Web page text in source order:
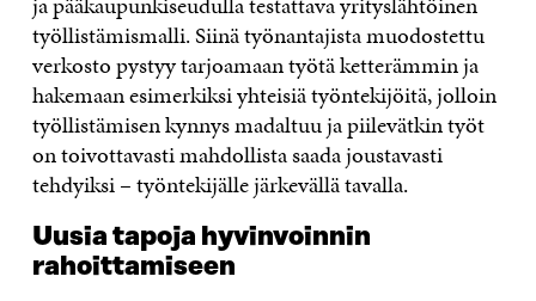
työllistämismalli. Siinä työnantajista muodostettu
verkosto pystyy tarjoamaan työtä ketterämmin ja
hakemaan esimerkiksi yhteisiä työntekijöitä, jolloin
työllistämisen kynnys madaltuu ja piilevätkin työt
on toivottavasti mahdollista saada joustavasti
tehdyiksi – työntekijälle järkevällä tavalla.
Uusia tapoja hyvinvoinnin
rahoittamiseen